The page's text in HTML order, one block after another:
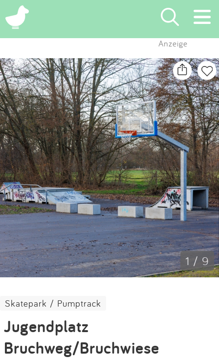
×
Suchen
Eintragen
App
Blog
Partner
Kontakt
Impressum
Anmelden
Anzeige
1 / 9
Skatepark / Pumptrack
Jugendplatz
Bruchweg/Bruchwiese